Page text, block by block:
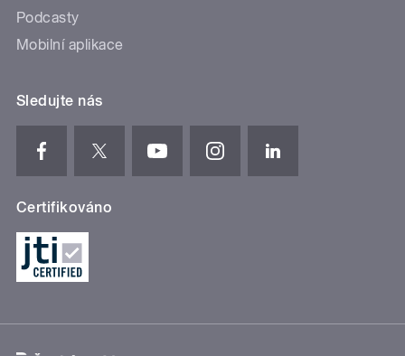
Podcasty
Mobilní aplikace
Sledujte nás
Certifikováno